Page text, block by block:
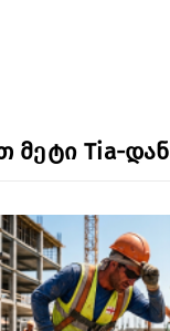
მეტი Tia-დან